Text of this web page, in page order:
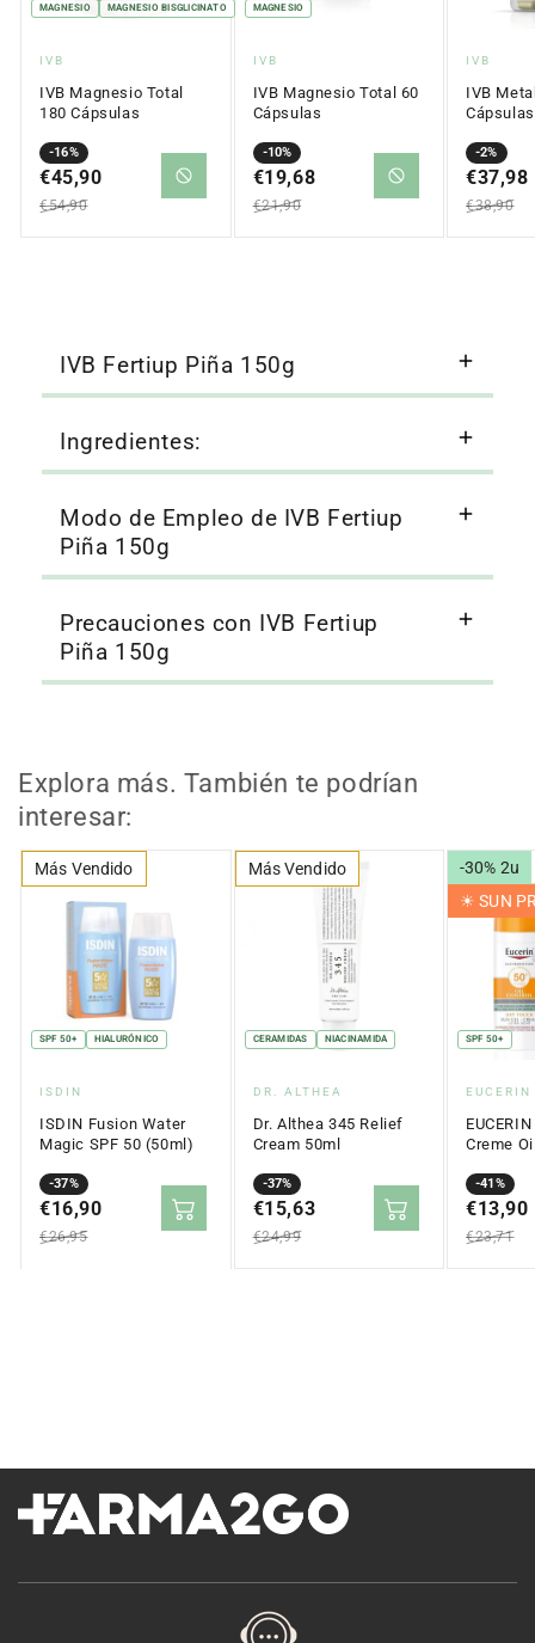
MAGNESIO MAGNESIO BISGLICINATO
Proveedor:
IVB
IVB Magnesio Total
180 Cápsulas
-16%
Precio
en
€45,90
Precio
regular
€54,90
MAGNESIO
Proveedor:
IVB
IVB Magnesio Total 60
Cápsulas
-10%
Precio
en
€19,68
Precio
regular
€21,90
IVB
IVB
Cápsulas
-2%
Precio
en
€37,98
Precio
regular
€38,90
IVB Fertiup Piña 150g
Ingredientes:
Modo de Empleo de IVB Fertiup
Piña 150g
Precauciones con IVB Fertiup
Piña 150g
Explora más. También te podrían
interesar:
Más Vendido
SPF 50+ HIALURÓNICO
Proveedor:
ISDIN
ISDIN Fusion Water
Magic SPF 50 (50ml)
-37%
Precio
en
oferta
€16,90
Precio
regular
€26,95
Más Vendido
CERAMIDAS NIACINAMIDA
Proveedor:
DR. ALTHEA
Dr. Althea 345 Relief
Cream 50ml
-37%
Precio
en
oferta
€15,63
Precio
regular
€24,99
-30% 2u
☀︎ SUN
SPF 50+
EUCERIN
Creme
-41%
Precio
en
oferta
€13,90
Precio
regular
€23,71